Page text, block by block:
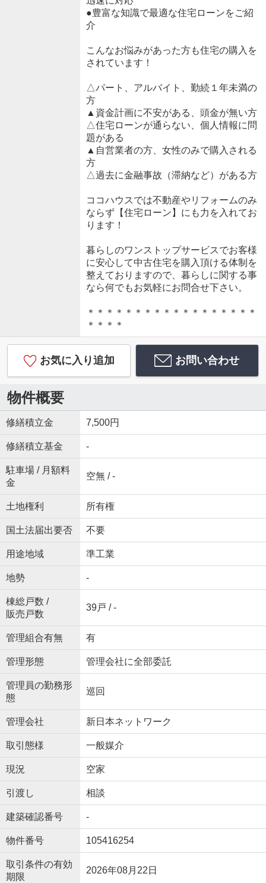
●豊富な知識で最適な住宅ローンをご紹
介
こんなお悩みがあった方も住宅の購入を
されています！
△パート、アルバイト、勤続１年未満の
方
▲資金計画に不安がある、頭金が無い方
△住宅ローンが通らない、個人情報に問
題がある
▲自営業者の方、女性のみで購入される
方
△過去に金融事故（滞納など）がある方
ココハウスでは不動産やリフォームのみ
ならず【住宅ローン】にも力を入れてお
ります！
暮らしのワンストップサービスでお客様
に安心して中古住宅を購入頂ける体制を
整えておりますので、暮らしに関する事
なら何でもお気軽にお問合せ下さい。
＊＊＊＊＊＊＊＊＊＊＊＊＊＊＊＊＊＊
＊＊＊＊
お気に入り追加 お問い合わせ
物件概要
修繕積立金 7,500円
修繕積立基金 -
駐車場 / 月額料
金
空無 / -
土地権利 所有権
国土法届出要否 不要
用途地域 準工業
地勢 -
棟総戸数 /
販売戸数
39戸 / -
管理組合有無 有
管理形態 管理会社に全部委託
管理員の勤務形
態
巡回
管理会社 新日本ネットワーク
取引態様 一般媒介
現況 空家
引渡し 相談
建築確認番号 -
物件番号 105416254
取引条件の有効
期限
2026年08月22日